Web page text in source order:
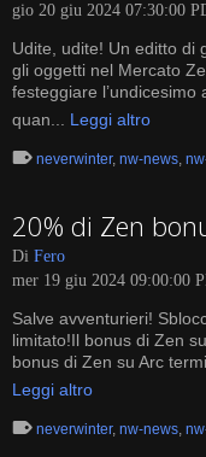
Español
gio 20 giu 2024 07:30:00
Udite, udite! Un editto di
gli oggetti nel Mercato
festeggiare
quan... Leggi altro
neverwinter, nw-news,
20% di Zen
Di Fero
mer 19 giu 2024 09:00:00
Salve avventurieri!
limitato!Il bonus di Zen
bonus di Zen su Arc
Leggi altro
neverwinter, nw-news,